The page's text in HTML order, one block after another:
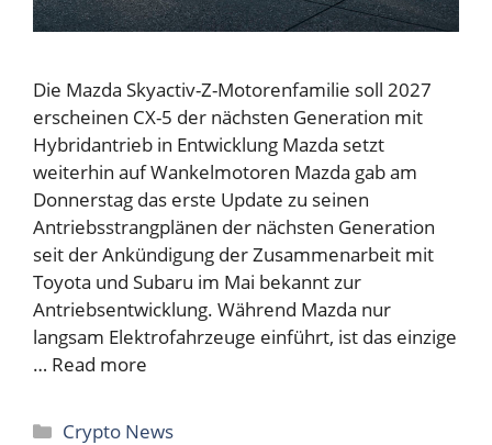
Die Mazda Skyactiv-Z-Motorenfamilie soll 2027
erscheinen CX-5 der nächsten Generation mit
Hybridantrieb in Entwicklung Mazda setzt
weiterhin auf Wankelmotoren Mazda gab am
Donnerstag das erste Update zu seinen
Antriebsstrangplänen der nächsten Generation
seit der Ankündigung der Zusammenarbeit mit
Toyota und Subaru im Mai bekannt zur
Antriebsentwicklung. Während Mazda nur
langsam Elektrofahrzeuge einführt, ist das einzige
… Read more
Categories
Crypto News